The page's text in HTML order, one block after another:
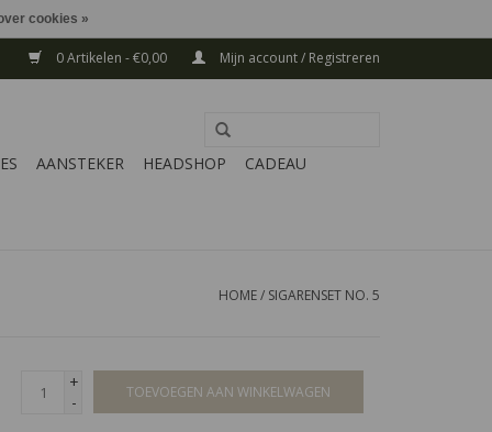
0 Artikelen - €0,00 Mijn account / Registreren
AANSTEKER HEADSHOP CADEAU
HOME/ SIGARENSET NO. 5
+
-
TOEVOEGEN AAN WINKELWAGEN
cookies »